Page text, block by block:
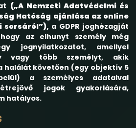
(„A Nemzeti Adatvédelmi és
Hatóság ajánlása az online
sorsáról”), a GDPR joghézagját
az elhunyt személy még
jognyilatkozatot, amellyel
vagy több személyt, akik
halálát követően (egy objektív 5
a személyes adataival
jogok gyakorlására,
hatályos.